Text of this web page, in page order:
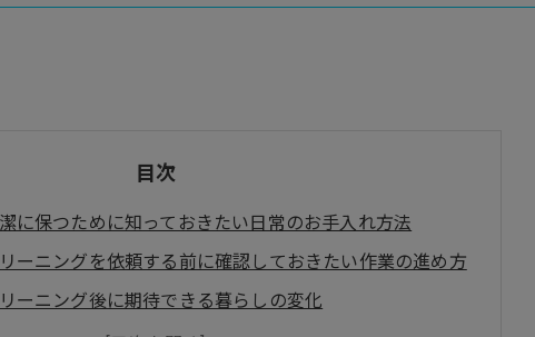
目次
に保つために知っておきたい日常のお手入れ方法
ーニングを依頼する前に確認しておきたい作業の進め方
ーニング後に期待できる暮らしの変化